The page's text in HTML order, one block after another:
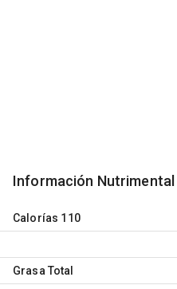
Información Nutrimental
Calorías 110
Grasa Total